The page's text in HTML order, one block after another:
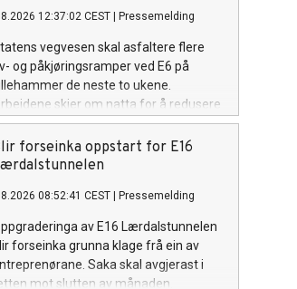
12:37:02 CEST Pressemelding
vegvesen skal asfaltere flere
og påkjøringsramper ved E6 på
de neste to ukene.
skjer om natta for å redusere
for trafikantene.
forseinka oppstart for E16
08:52:41 CEST Pressemelding
av E16 Lærdalstunnelen
forseinka grunna klage frå ein av
Saka skal avgjerast i
mot slutten av månaden.